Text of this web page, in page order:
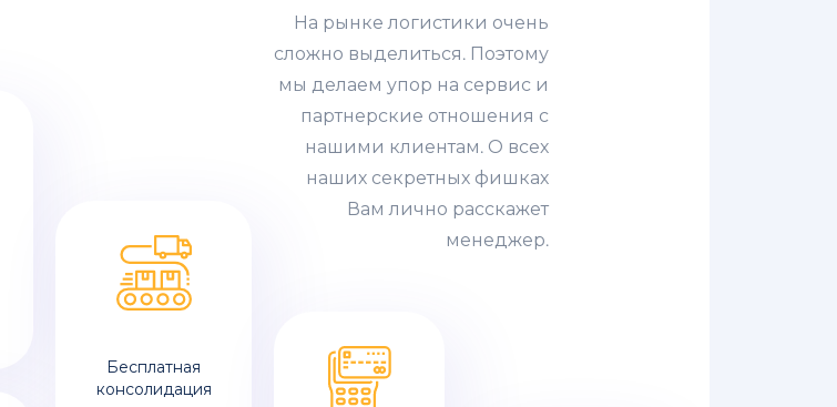
На рынке логистики очень
сложно выделиться. Поэтому
мы делаем упор на сервис и
партнерские отношения с
нашими клиентам. О всех
наших секретных фишках
Вам лично расскажет
менеджер.
Бесплатная
консолидация